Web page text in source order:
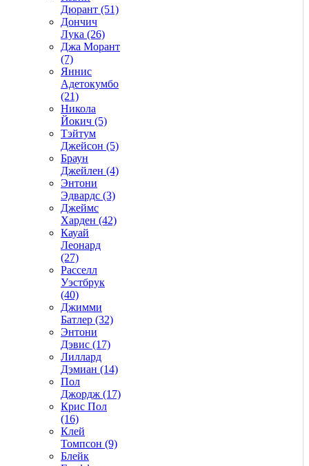
Дюрант (51)
Дончич
Лука (26)
Джа Морант
(7)
Яннис
Адетокумбо
(21)
Никола
Йокич (5)
Тэйтум
Джейсон (5)
Браун
Джейлен (4)
Энтони
Эдвардс (3)
Джеймс
Харден (42)
Кауай
Леонард
(27)
Расселл
Уэстбрук
(40)
Джимми
Батлер (32)
Энтони
Дэвис (17)
Лиллард
Дэмиан (14)
Пол
Джордж (17)
Крис Пол
(16)
Клей
Томпсон (9)
Блейк